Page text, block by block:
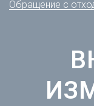
Барнаул
Белгород
Брянск
Обращение с